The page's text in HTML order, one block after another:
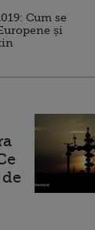
Cum se
și